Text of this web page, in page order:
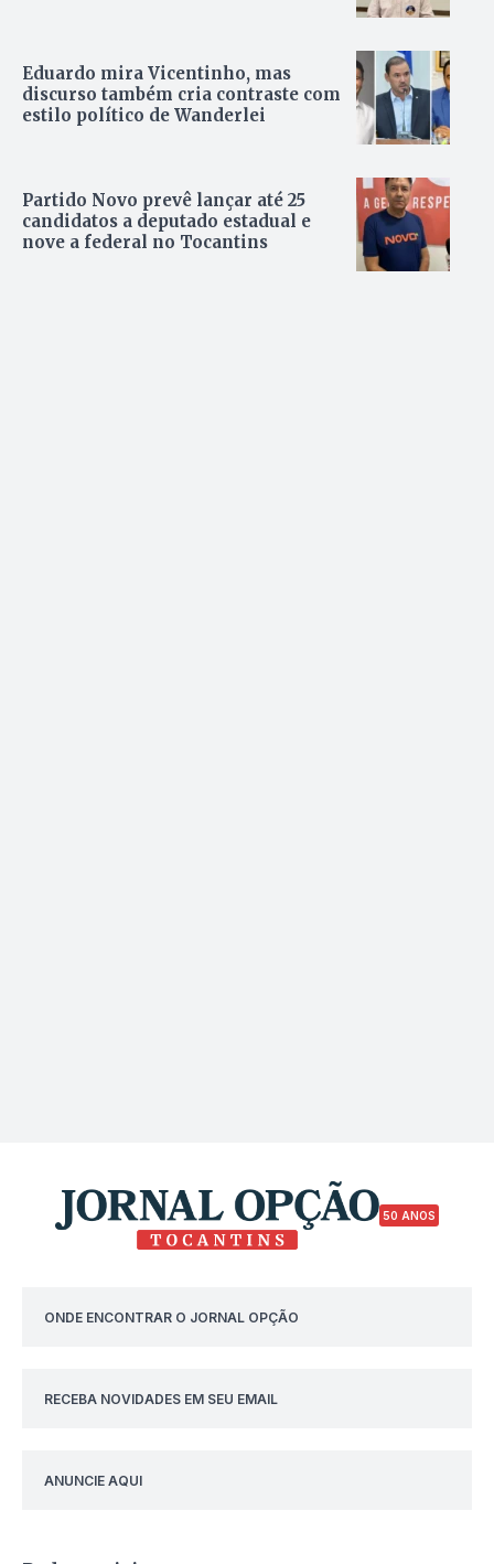
Eduardo mira Vicentinho, mas
discurso também cria contraste com
estilo político de Wanderlei
Partido Novo prevê lançar até 25
candidatos a deputado estadual e
nove a federal no Tocantins
50 ANOS
ONDE ENCONTRAR O JORNAL OPÇÃO
RECEBA NOVIDADES EM SEU EMAIL
ANUNCIE AQUI